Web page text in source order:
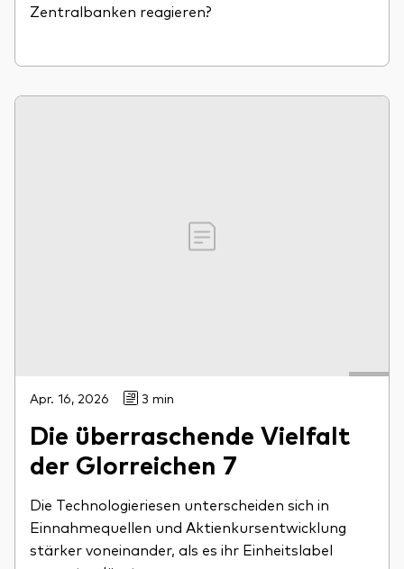
Zentralbanken reagieren?
Apr. 16, 2026 3 min
Die überraschende Vielfalt
der Glorreichen 7
Die Technologieriesen unterscheiden sich in
Einnahmequellen und Aktienkursentwicklung
stärker voneinander, als es ihr Einheitslabel